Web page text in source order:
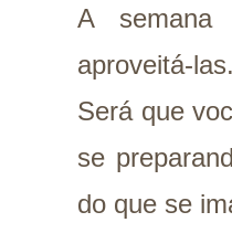
A semana
aproveitá-
Será que
se
do que se